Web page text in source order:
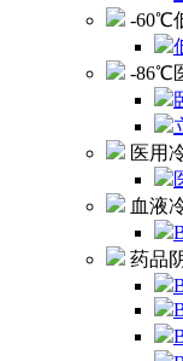
-60℃
-86℃
医用
血液
药品